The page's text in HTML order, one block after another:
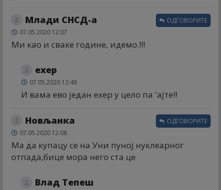
Млади СНСД-а
07.05.2020 12:07
Ми као и сваке године, идемо.!!!
ОДГОВОРИТЕ
еxер
07.05.2020 12:48
И вама ево један еxер у цело па 'ајте!!
Новљанка
07.05.2020 12:08
Ма да купацу се на Уни пуној нуклеарног
отпада,бице мора него ста це
ОДГОВОРИТЕ
Влад Тепеш